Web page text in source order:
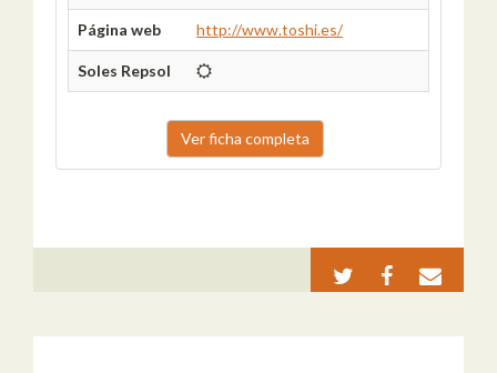
Página web http://www.toshi.es/
Soles Repsol
Ver ficha completa